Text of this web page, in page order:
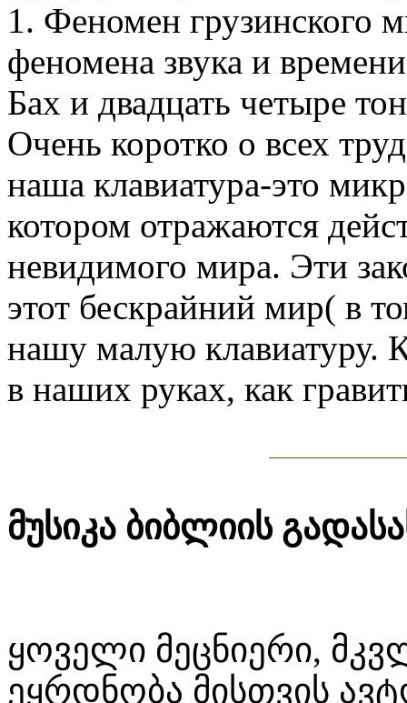
1. Феномен грузинского
феномена звука и
Бах и двадцать четыре
Очень коротко о всех
наша клавиатура-это
котором отражаются
невидимого мира. Эти
этот бескрайний мир( в
нашу малую клавиатуру.
в наших руках, как
მუსიკა ბიბლიის
ყოველი მეცნიერი,
ეყრდნობა მისთვის